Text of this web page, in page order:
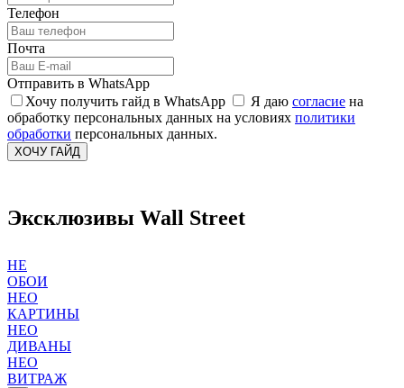
Телефон
Почта
Отправить в WhatsApp
Хочу получить гайд в WhatsApp
Я даю согласие на
обработку персональных данных на условиях политики
обработки персональных данных.
ХОЧУ ГАЙД
Эксклюзивы Wall Street
НЕ
ОБОИ
НЕО
КАРТИНЫ
НЕО
ДИВАНЫ
НЕО
ВИТРАЖ